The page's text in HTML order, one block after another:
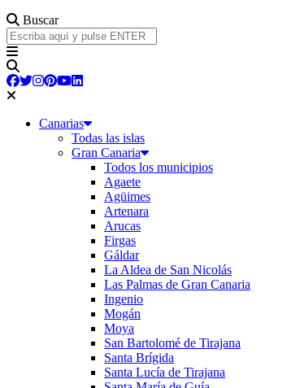
Buscar
Canarias
Todas las islas
Gran Canaria
Todos los municipios
Agaete
Agüimes
Artenara
Arucas
Firgas
Gáldar
La Aldea de San Nicolás
Las Palmas de Gran Canaria
Ingenio
Mogán
Moya
San Bartolomé de Tirajana
Santa Brígida
Santa Lucía de Tirajana